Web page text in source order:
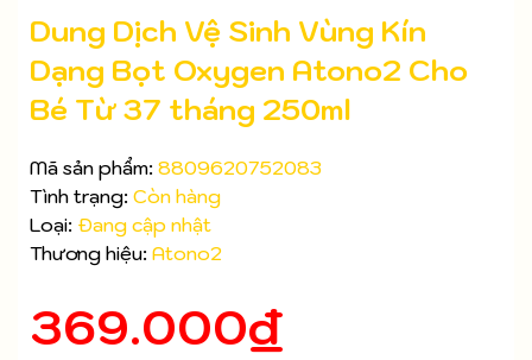
Dung Dịch Vệ Sinh Vùng Kín
Dạng Bọt Oxygen Atono2 Cho
Bé Từ 37 tháng 250ml
Mã sản phẩm: 8809620752083
Tình trạng: Còn hàng
Loại: Đang cập nhật
Thương hiệu: Atono2
369.000₫